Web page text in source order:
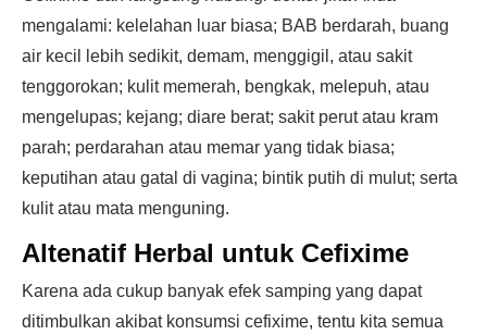
mengalami: kelelahan luar biasa; BAB berdarah, buang
air kecil lebih sedikit, demam, menggigil, atau sakit
tenggorokan; kulit memerah, bengkak, melepuh, atau
mengelupas; kejang; diare berat; sakit perut atau kram
parah; perdarahan atau memar yang tidak biasa;
keputihan atau gatal di vagina; bintik putih di mulut; serta
kulit atau mata menguning.
Altenatif Herbal untuk Cefixime
Karena ada cukup banyak efek samping yang dapat
ditimbulkan akibat konsumsi cefixime, tentu kita semua